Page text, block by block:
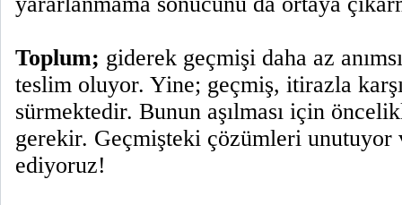
Toplum; giderek geçmişi daha az
teslim oluyor. Yine; geçmiş, itirazla
sürmektedir. Bunun aşılması için
gerekir. Geçmişteki çözümleri unutuyor
ediyoruz!